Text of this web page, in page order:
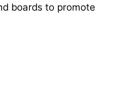
boards to promote